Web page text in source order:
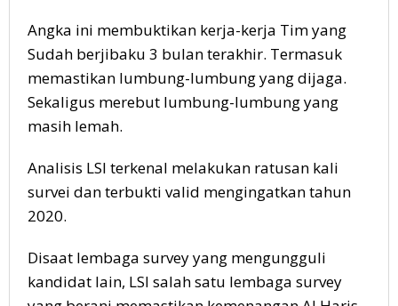
Angka ini membuktikan kerja-kerja Tim yang
Sudah berjibaku 3 bulan terakhir. Termasuk
memastikan lumbung-lumbung yang dijaga.
Sekaligus merebut lumbung-lumbung yang
masih lemah.
Analisis LSI terkenal melakukan ratusan kali
survei dan terbukti valid mengingatkan tahun
2020.
Disaat lembaga survey yang mengungguli
kandidat lain, LSI salah satu lembaga survey